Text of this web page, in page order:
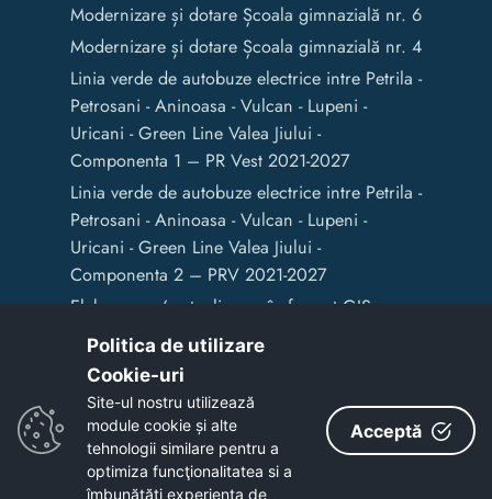
Modernizare și dotare Școala gimnazială nr. 6
Modernizare și dotare Școala gimnazială nr. 4
Linia verde de autobuze electrice intre Petrila -
Petrosani - Aninoasa - Vulcan - Lupeni -
Uricani - Green Line Valea Jiului -
Componenta 1 – PR Vest 2021-2027
Linia verde de autobuze electrice intre Petrila -
Petrosani - Aninoasa - Vulcan - Lupeni -
Uricani - Green Line Valea Jiului -
Componenta 2 – PRV 2021-2027
Elaborarea / actualizarea în format GIS a
documentelor de amenajare a teritoriului și
de planificare urbană a Municipiului Vulcan
Copyright © 2020 - Primaria Municipiului Vulcan
Politica de utilizare
Cookie-uri‎
Site-ul nostru utilizează
module cookie și alte
tehnologii similare pentru a
optimiza funcţionalitatea si a
îmbunătăţi experienţa de
Acceptă